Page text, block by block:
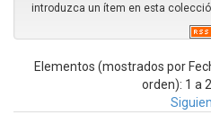
introduzca un ítem en esta
Elementos (mostrados por
orden): 1 a